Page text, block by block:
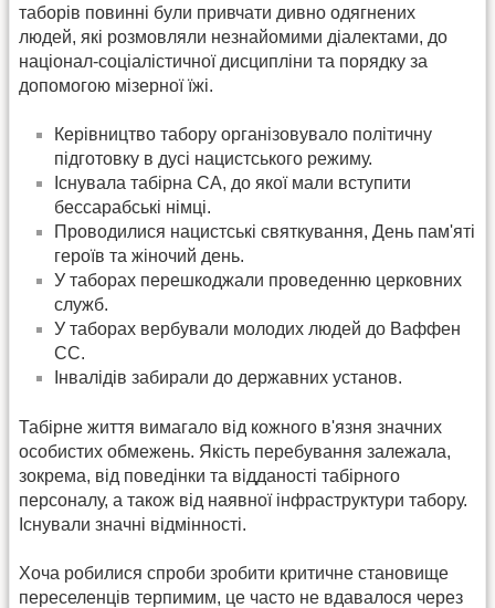
таборів повинні були привчати дивно одягнених
людей, які розмовляли незнайомими діалектами, до
націонал-соціалістичної дисципліни та порядку за
допомогою мізерної їжі.
Керівництво табору організовувало політичну
підготовку в дусі нацистського режиму.
Існувала табірна СА, до якої мали вступити
бессарабські німці.
Проводилися нацистські святкування, День пам'яті
героїв та жіночий день.
У таборах перешкоджали проведенню церковних
служб.
У таборах вербували молодих людей до Ваффен
СС.
Інвалідів забирали до державних установ.
Табірне життя вимагало від кожного в'язня значних
особистих обмежень. Якість перебування залежала,
зокрема, від поведінки та відданості табірного
персоналу, а також від наявної інфраструктури табору.
Існували значні відмінності.
Хоча робилися спроби зробити критичне становище
переселенців терпимим, це часто не вдавалося через